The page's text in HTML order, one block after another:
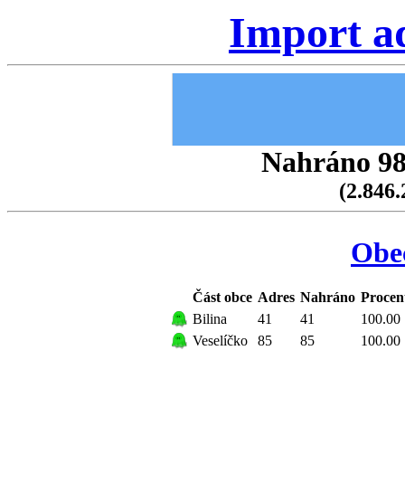
Import
Nahráno
Část obce Adres Nahráno
Bilina
41 41
100.00
Veselíčko
85 85 100.00